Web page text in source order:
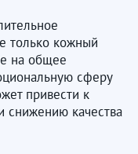
только кожный
на общее
сферу
привести к
снижению качества